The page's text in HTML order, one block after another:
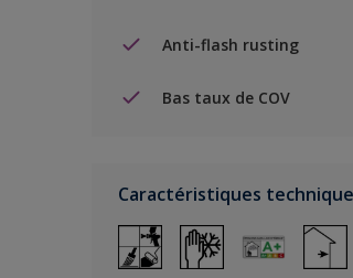
Anti-flash rusting
Bas taux de COV
Caractéristiques